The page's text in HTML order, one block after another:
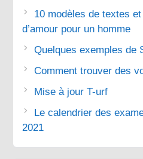
10 modèles de textes
d’amour pour un homme
Quelques exemples de
Comment trouver des
Mise à jour T-urf
Le calendrier des
2021